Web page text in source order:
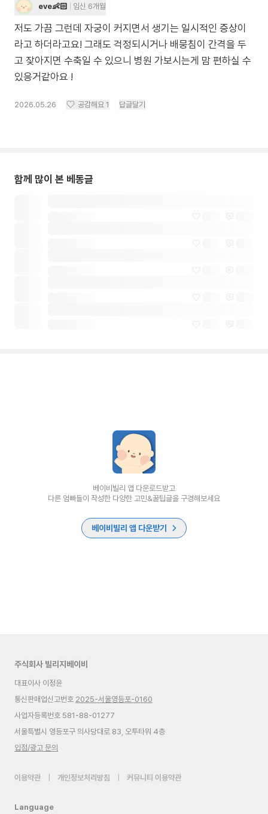
eve👶🏻 임신 6개월
저도 가끔 그런데 자궁이 커지면서 생기는 일시적인 증상이
라고 하더라고요! 그래도 걱정되시거나 배뭉침이 간격을 두
고 잦아지면 수축일 수 있으니 병원 가보시는게 맘 편하실 수
있응거같아요 !
2026.05.26 공감해요 1 답글달기
함께 많이 본 베동글
베이비빌리 앱 다운로드받고
다른 엄빠들이 작성한 다양한 고민&꿀팁글을 구경해보세요
베이비빌리 앱 다운받기
주식회사 빌리지베이비
대표이사 이정윤
통신판매업신고번호 2025-서울영등포-0160
사업자등록번호 581-88-01277
서울특별시 영등포구 의사당대로 83, 오투타워 4층
입점/광고 문의
이용약관 개인정보처리방침 커뮤니티 이용약관
Language